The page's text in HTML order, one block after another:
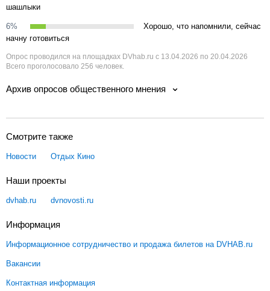
шашлыки
6%
Хорошо, что напомнили, сейчас
начну готовиться
Опрос проводился на площадках DVhab.ru с 13.04.2026 по 20.04.2026
Всего проголосовало 256 человек.
Архив опросов общественного мнения
Смотрите также
Новости Отдых Кино
Наши проекты
dvhab.ru dvnovosti.ru
Информация
Информационное сотрудничество и продажа билетов на DVHAB.ru
Вакансии
Контактная информация